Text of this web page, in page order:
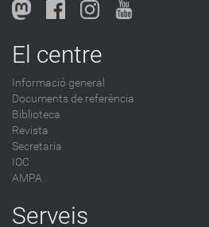
El centre
Informació general
Documents de referència
Biblioteca
Revista
Secretaria
IOC
AMPA
Serveis